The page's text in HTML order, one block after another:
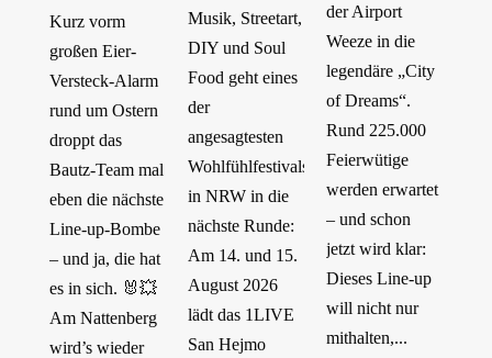
Kurz vorm
großen Eier-
Versteck-Alarm
rund um Ostern
droppt das
Bautz-Team mal
eben die nächste
Line-up-Bombe
– und ja, die hat
es in sich. 🐰💥
Am Nattenberg
wird’s wieder
Musik, Streetart,
DIY und Soul
Food geht eines
der
angesagtesten
Wohlfühlfestivals
in NRW in die
nächste Runde:
Am 14. und 15.
August 2026
lädt das 1LIVE
San Hejmo
der Airport
Weeze in die
legendäre „City
of Dreams“.
Rund 225.000
Feierwütige
werden erwartet
– und schon
jetzt wird klar:
Dieses Line-up
will nicht nur
mithalten,...